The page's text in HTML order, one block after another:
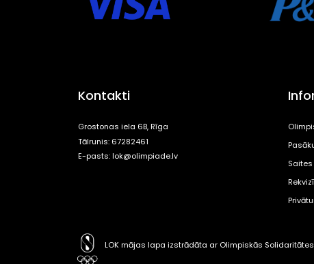
Kontakti
Grostonas iela 6B, Rīga
Tālrunis: 67282461
E-pasts:lok@olimpiade.lv
Saites
LOK mājas lapa izstrādāta ar Olimpiskās